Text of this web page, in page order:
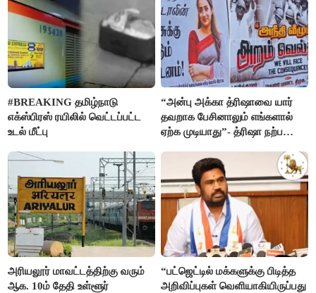
#BREAKING தமிழ்நாடு
எக்ஸ்பிரஸ் ரயிலில் வெட்டப்பட்ட
உடல் மீட்பு
“அன்பு அக்கா த்ரிஷாவை யார்
தவறாக பேசினாலும் எங்களால்
ஏற்க முடியாது”- த்ரிஷா நற்பணி
அரியலூர் மாவட்டத்திற்கு வரும்
ஆக. 10ம் தேதி உள்ளூர்
“பட்ஜெட்டில் மக்களுக்கு பிடித்த
அறிவிப்புகள் வெளியாகியிருப்பது